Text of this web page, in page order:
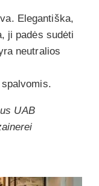
Elegantiška,
ji padės sudėti
neutralios
UAB